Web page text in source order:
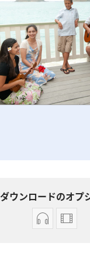
ダウンロードのオプ
オー ビ